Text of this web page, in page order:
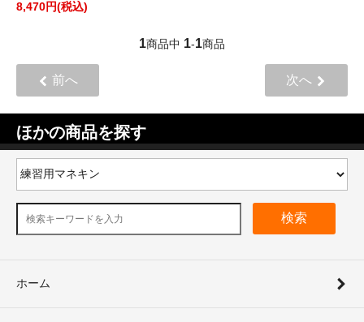
8,470円(税込)
1商品中 1-1商品
前へ 次へ
ほかの商品を探す
検索
ホーム